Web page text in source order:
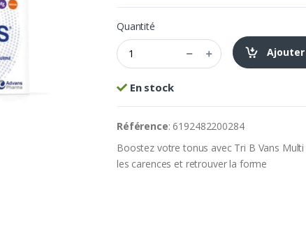
Quantité
En stock
Référence: 6192482200284
Boostez votre tonus avec Tri B Vans
les carences et retrouver la forme